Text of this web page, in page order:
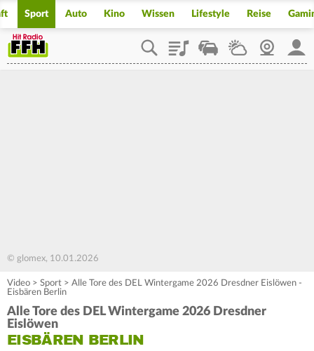
Sport Auto Kino Wissen Lifestyle Reise
PlaylistStaupilotWetterWebcam
© glomex, 10.01.2026
Video > Sport > Alle Tore des DEL Wintergame 2026 Dresdner Eislöwen -
Eisbären Berlin
Alle Tore des DEL Wintergame 2026 Dresdner
Eislöwen
EISBÄREN BERLIN